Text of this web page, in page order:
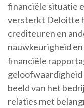
financiële situatie
versterkt Deloitte
crediteuren en
nauwkeurigheid
financiële
beeld van het
relaties met